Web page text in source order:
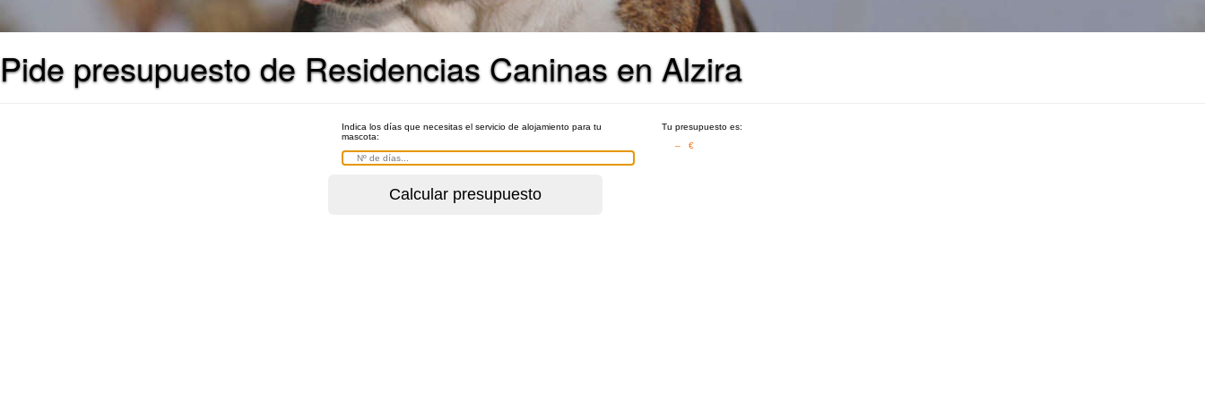
Pide presupuesto de Residencias Caninas en Alzira
Indica los días que necesitas el servicio de alojamiento para tu
mascota:
Tu presupuesto es:
– €